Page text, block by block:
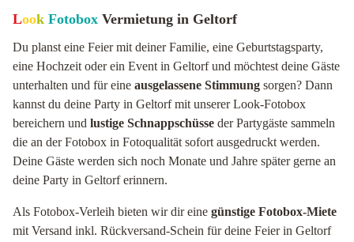
Look Fotobox Vermietung in Geltorf
Du planst eine Feier mit deiner Familie, eine Geburtstagsparty,
eine Hochzeit oder ein Event in Geltorf und möchtest deine Gäste
unterhalten und für eine ausgelassene Stimmung sorgen? Dann
kannst du deine Party in Geltorf mit unserer Look-Fotobox
bereichern und lustige Schnappschüsse der Partygäste sammeln
die an der Fotobox in Fotoqualität sofort ausgedruckt werden.
Deine Gäste werden sich noch Monate und Jahre später gerne an
deine Party in Geltorf erinnern.
Als Fotobox-Verleih bieten wir dir eine günstige Fotobox-Miete
mit Versand inkl. Rückversand-Schein für deine Feier in Geltorf